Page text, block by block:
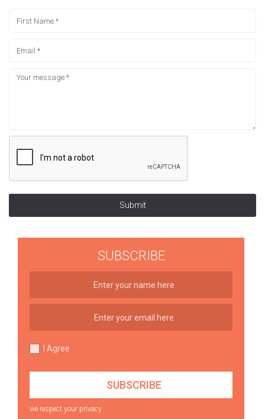
Submit
SUBSCRIBE
I Agree
we respect your privacy